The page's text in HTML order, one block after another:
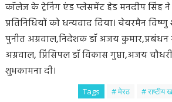
कॉलेज के ट्रेनिंग एंड प्लेसमेंट हेड मनदीप सिंह
प्रतिनिधियों को धन्यवाद दिया। चेयरमैन
पुनीत अग्रवाल,निदेशक डॉ अजय
अग्रवाल, प्रिंसिपल डॉ विकास गुप्ता,अजय
शुभकामना दी।
Tags # मेरठ # राष्टीय